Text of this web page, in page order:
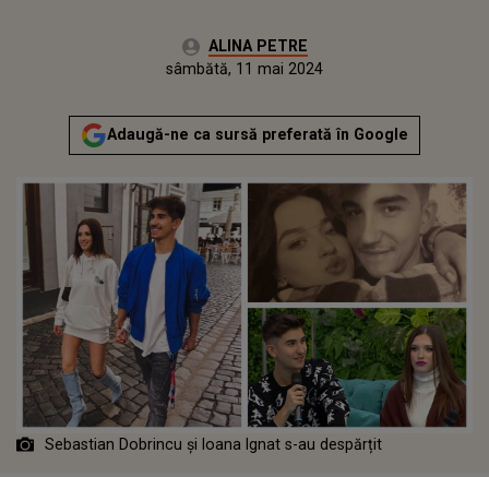
Autor:ALINA PETRE
sâmbătă, 11 mai 2024Actualizat:
sâmbătă, 11 mai 2024
Adaugă-ne ca sursă preferată în Google
Sebastian Dobrincu și Ioana Ignat s-au despărțit